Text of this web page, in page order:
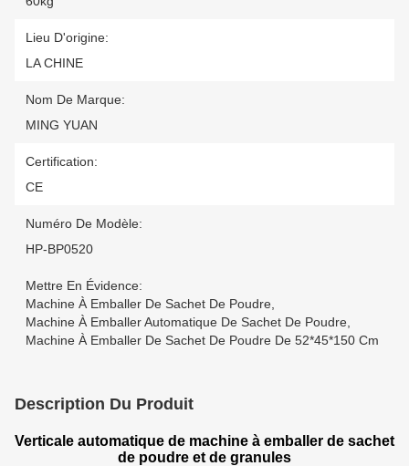
Lieu D'origine:
LA CHINE
Nom De Marque:
MING YUAN
Certification:
CE
Numéro De Modèle:
HP-BP0520
Mettre En Évidence:
Machine À Emballer De Sachet De Poudre
Machine À Emballer Automatique De Sachet De Poudre
Machine À Emballer De Sachet De Poudre De 52*45*150 Cm
Description Du Produit
Verticale automatique de machine à emballer de sachet
de poudre et de granules